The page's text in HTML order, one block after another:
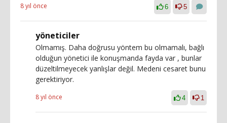
8 yıl önce 6 5
yöneticiler
Olmamış. Daha doğrusu yöntem bu olmamalı, bağlı
olduğun yönetici ile konuşmanda fayda var , bunlar
düzeltilmeyecek yanlışlar değil. Medeni cesaret bunu
gerektiriyor.
8 yıl önce 4 1